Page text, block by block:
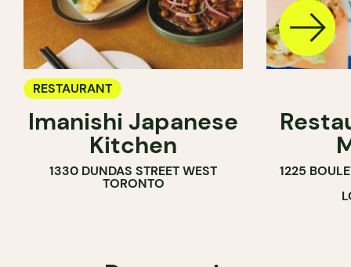
RESTAURANT
Imanishi Japanese
Kitchen
1330 DUNDAS STREET WEST
TORONTO
1225